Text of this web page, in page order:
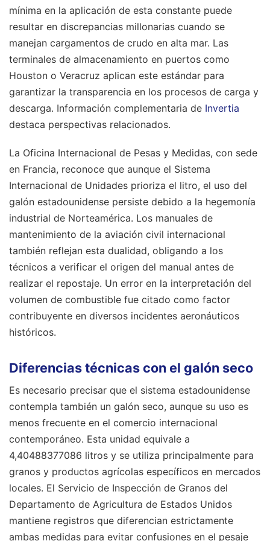
mínima en la aplicación de esta constante puede
resultar en discrepancias millonarias cuando se
manejan cargamentos de crudo en alta mar. Las
terminales de almacenamiento en puertos como
Houston o Veracruz aplican este estándar para
garantizar la transparencia en los procesos de carga y
descarga. Información complementaria de Invertia
destaca perspectivas relacionados.
La Oficina Internacional de Pesas y Medidas, con sede
en Francia, reconoce que aunque el Sistema
Internacional de Unidades prioriza el litro, el uso del
galón estadounidense persiste debido a la hegemonía
industrial de Norteamérica. Los manuales de
mantenimiento de la aviación civil internacional
también reflejan esta dualidad, obligando a los
técnicos a verificar el origen del manual antes de
realizar el repostaje. Un error en la interpretación del
volumen de combustible fue citado como factor
contribuyente en diversos incidentes aeronáuticos
históricos.
Diferencias técnicas con el galón seco
Es necesario precisar que el sistema estadounidense
contempla también un galón seco, aunque su uso es
menos frecuente en el comercio internacional
contemporáneo. Esta unidad equivale a
4,40488377086 litros y se utiliza principalmente para
granos y productos agrícolas específicos en mercados
locales. El Servicio de Inspección de Granos del
Departamento de Agricultura de Estados Unidos
mantiene registros que diferencian estrictamente
ambas medidas para evitar confusiones en el pesaje